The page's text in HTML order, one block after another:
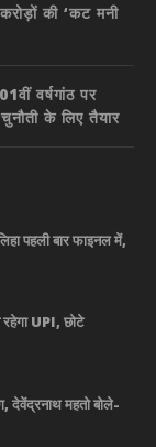
की ‘कट मनी
वर्षगांठ पर
के लिए तैयार
पहली बार फाइनल में,
UPI, छोटे
देवेंद्रनाथ महतो बोले-